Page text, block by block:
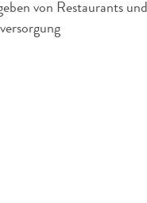
von Restaurants und